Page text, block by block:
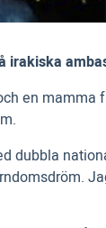
irakiska
en
dubbla